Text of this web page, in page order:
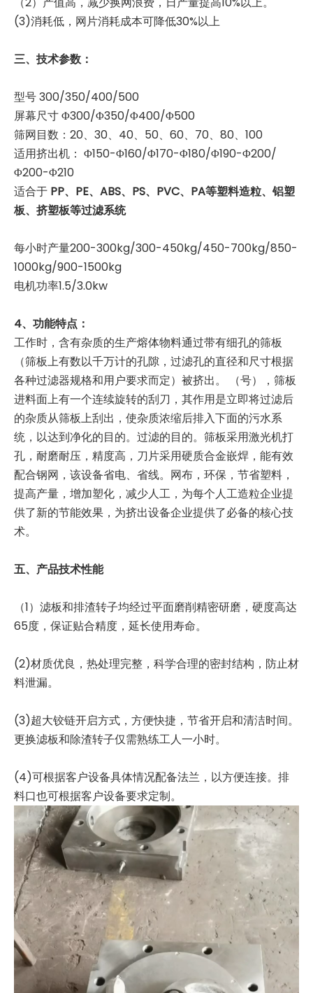
(3)消耗低，网片消耗成本可降低30%以上
三、技术参数：
型号 300/350/400/500
屏幕尺寸 Φ300/Φ350/Φ400/Φ500
筛网目数：20、30、40、50、60、70、80、100
适用挤出机： Φ150-Φ160/Φ170-Φ180/Φ190-Φ200/
Φ200-Φ210
适合于 PP、PE、ABS、PS、PVC、PA等塑料造粒、铝塑
板、挤塑板等过滤系统
每小时产量200-300kg/300-450kg/450-700kg/850-
1000kg/900-1500kg
电机功率1.5/3.0kw
4、功能特点：
工作时，含有杂质的生产熔体物料通过带有细孔的筛板
（筛板上有数以千万计的孔隙，过滤孔的直径和尺寸根据
各种过滤器规格和用户要求而定）被挤出。 （号），筛板
进料面上有一个连续旋转的刮刀，其作用是立即将过滤后
的杂质从筛板上刮出，使杂质浓缩后排入下面的污水系
统，以达到净化的目的。过滤的目的。筛板采用激光机打
孔，耐磨耐压，精度高，刀片采用硬质合金嵌焊，能有效
配合钢网，该设备省电、省线。网布，环保，节省塑料，
提高产量，增加塑化，减少人工，为每个人工造粒企业提
供了新的节能效果，为挤出设备企业提供了必备的核心技
术。
五、产品技术性能
（1）滤板和排渣转子均经过平面磨削精密研磨，硬度高达
65度，保证贴合精度，延长使用寿命。
(2)材质优良，热处理完整，科学合理的密封结构，防止材
料泄漏。
(3)超大铰链开启方式，方便快捷，节省开启和清洁时间。
更换滤板和除渣转子仅需熟练工人一小时。
(4)可根据客户设备具体情况配备法兰，以方便连接。排
料口也可根据客户设备要求定制。